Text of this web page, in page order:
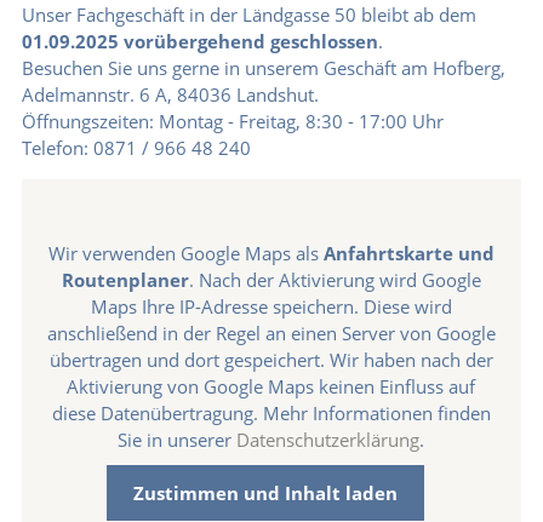
Unser Fachgeschäft in der Ländgasse 50 bleibt ab dem
01.09.2025 vorübergehend geschlossen.
Besuchen Sie uns gerne in unserem Geschäft am Hofberg,
Adelmannstr. 6 A, 84036 Landshut.
Öffnungszeiten: Montag - Freitag, 8:30 - 17:00 Uhr
Telefon: 0871 / 966 48 240
Wir verwenden Google Maps als Anfahrtskarte und
Routenplaner. Nach der Aktivierung wird Google
Maps Ihre IP-Adresse speichern. Diese wird
anschließend in der Regel an einen Server von Google
übertragen und dort gespeichert. Wir haben nach der
Aktivierung von Google Maps keinen Einfluss auf
diese Datenübertragung. Mehr Informationen finden
Sie in unserer Datenschutzerklärung.
Zustimmen und Inhalt laden